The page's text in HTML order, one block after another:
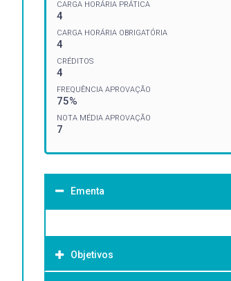
CARGA HORÁRIA PRÁTICA
4
CARGA HORÁRIA OBRIGATÓRIA
4
CRÉDITOS
4
FREQUÊNCIA APROVAÇÃO
75%
NOTA MÉDIA APROVAÇÃO
7
Ementa
Objetivos